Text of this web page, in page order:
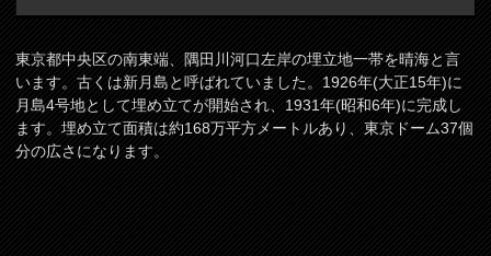
東京都中央区の南東端、隅田川河口左岸の埋立地一帯を晴海と言
います。古くは新月島と呼ばれていました。1926年(大正15年)に
月島4号地として埋め立てが開始され、1931年(昭和6年)に完成し
ます。埋め立て面積は約168万平方メートルあり、東京ドーム37個
分の広さになります。